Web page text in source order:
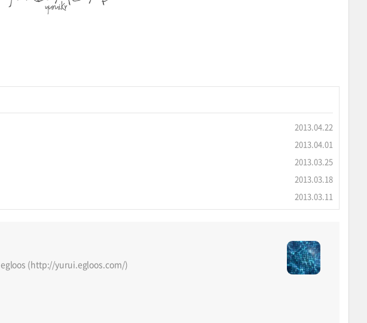
2013.04.22
2013.04.01
2013.03.25
2013.03.18
2013.03.11
egloos (http://yurui.egloos.com/)